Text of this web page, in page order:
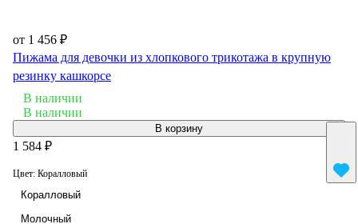
от 1 456 ₽
Пижама для девочки из хлопкового трикотажа в крупную
резинку кашкорсе
В наличии
В наличии
В корзину
1 584 ₽
Цвет: Коралловый
Коралловый
Молочный